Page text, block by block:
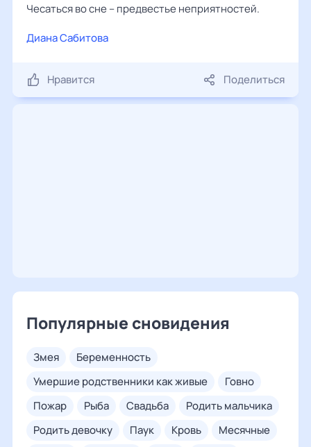
Чесаться во сне – предвестье неприятностей.
Диана Сабитова
Нравится Поделиться
Популярные сновидения
змея
беременность
умершие родственники как живые
говно
пожар
рыба свадьба
родить мальчика
родить девочку
паук кровь месячные